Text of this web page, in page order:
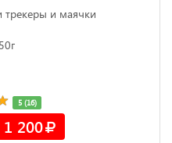
трекеры и маячки
5 (16)
1 200